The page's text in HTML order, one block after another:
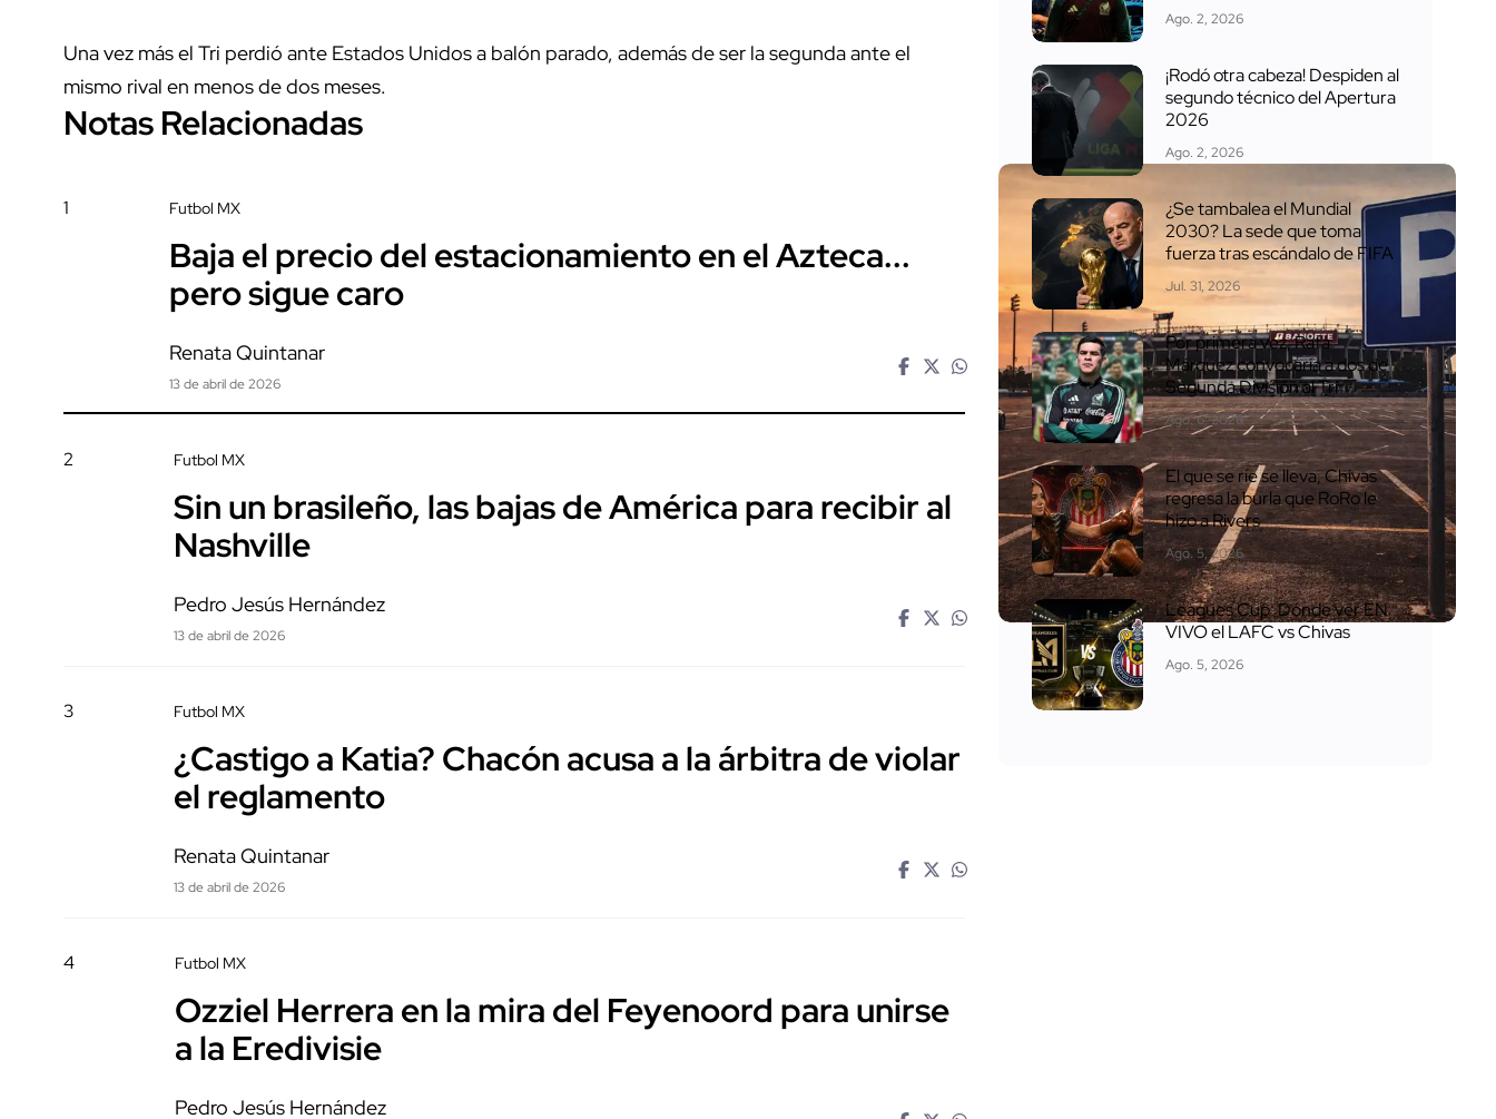
Una vez más el Tri perdió ante Estados Unidos a balón parado, además de ser la segunda ante el
mismo rival en menos de dos meses.
Notas Relacionadas
1 Futbol MX
Baja el precio del estacionamiento en el Azteca...
pero sigue caro
Renata Quintanar
13 de abril de 2026
2 Futbol MX
Sin un brasileño, las bajas de América para recibir al
Nashville
Pedro Jesús Hernández
13 de abril de 2026
3 Futbol MX
¿Castigo a Katia? Chacón acusa a la árbitra de violar
el reglamento
Renata Quintanar
13 de abril de 2026
4 Futbol MX
Ozziel Herrera en la mira del Feyenoord para unirse
a la Eredivisie
Pedro Jesús Hernández
Ago. 2, 2026
¡Rodó otra cabeza! Despiden al
segundo técnico del Apertura
2026
Ago. 2, 2026
¿Se tambalea el Mundial
2030? La sede que toma
fuerza tras escándalo de FIFA
Jul. 31, 2026
Por primera vez, Rafa
Márquez convocaría a dos de
Segunda División al Tri
Ago. 6, 2026
El que se ríe se lleva, Chivas
regresa la burla que RoRo le
hizo a Rivers
Ago. 5, 2026
Leagues Cup: Dónde ver EN
VIVO el LAFC vs Chivas
Ago. 5, 2026